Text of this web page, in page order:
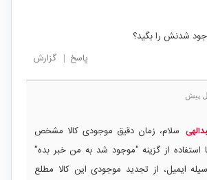
شدنش را بگید؟
پاسخ | گزارش
سلام، زمان دقیق موجودی کالا مشخص
استفاده از گزینه "موجود شد به من خبر بده"
ایمیل، از تجدید موجودی این کالا مطلع